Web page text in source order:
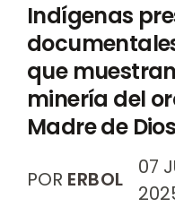
Indígenas
que
minería del
Madre de Dios
POR ERBOL
07